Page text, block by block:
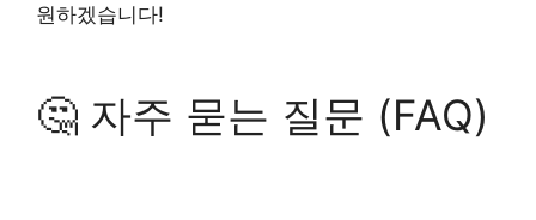
원하겠습니다!
🤔 자주 묻는 질문 (FAQ)